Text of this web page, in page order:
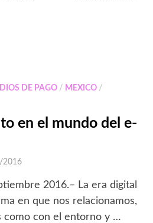
DE PAGO/ MEXICO/
en el mundo del e-
2016
2016.– La era digital
en que nos relacionamos,
como con el entorno y …